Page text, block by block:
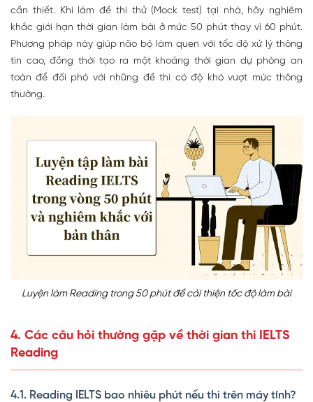
cần thiết. Khi làm đề thi thử (Mock test) tại nhà, hãy nghiêm
khắc giới hạn thời gian làm bài ở mức 50 phút thay vì 60 phút.
Phương pháp này giúp não bộ làm quen với tốc độ xử lý thông
tin cao, đồng thời tạo ra một khoảng thời gian dự phòng an
toàn để đối phó với những đề thi có độ khó vượt mức thông
thường.
Luyện làm Reading trong 50 phút để cải thiện tốc độ làm bài
4. Các câu hỏi thường gặp về thời gian thi IELTS
Reading
4.1. Reading IELTS bao nhiêu phút nếu thi trên máy tính?